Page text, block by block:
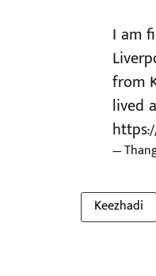
I am
from
lived
—
Keezhadi